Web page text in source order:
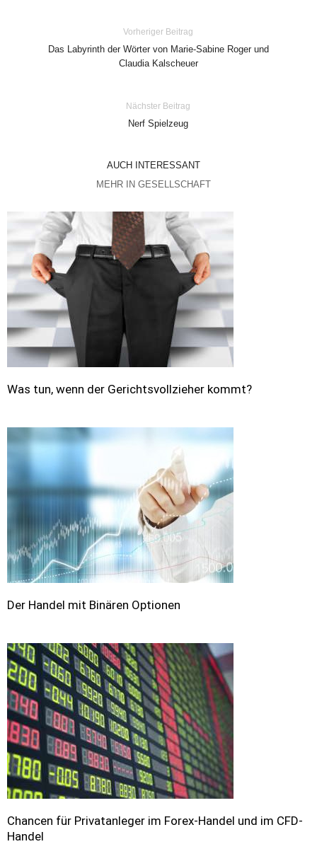
Vorheriger Beitrag
Das Labyrinth der Wörter von Marie-Sabine Roger und
Claudia Kalscheuer
Nächster Beitrag
Nerf Spielzeug
AUCH INTERESSANT
MEHR IN GESELLSCHAFT
Was tun, wenn der Gerichtsvollzieher kommt?
Der Handel mit Binären Optionen
Chancen für Privatanleger im Forex-Handel und im CFD-
Handel